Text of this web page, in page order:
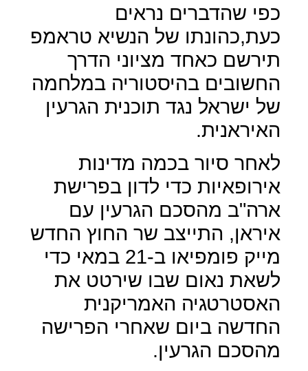
כפי שהדברים נראים
כעת,כהונתו של הנשיא טראמפ
תירשם כאחד מציוני הדרך
החשובים בהיסטוריה במלחמה
של ישראל נגד תוכנית הגרעין
האיראנית.
לאחר סיור בכמה מדינות
אירופאיות כדי לדון בפרישת
ארה"ב מהסכם הגרעין עם
איראן, התייצב שר החוץ החדש
מייק פומפיאו ב-21 במאי כדי
לשאת נאום שבו שירטט את
האסטרטגיה האמריקנית
החדשה ביום שאחרי הפרישה
מהסכם הגרעין.